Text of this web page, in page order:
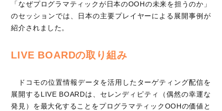
「なぜプログラマティックが日本のOOHの未来を担うのか」
のセッションでは、日本の主要プレイヤーによる展開事例が
紹介されました。
LIVE BOARDの取り組み
ドコモの位置情報データを活用したターゲティング配信を
展開するLIVE BOARDは、セレンディピティ（偶然の幸運な
発見）を最大化することをプログラマティックOOHの価値と